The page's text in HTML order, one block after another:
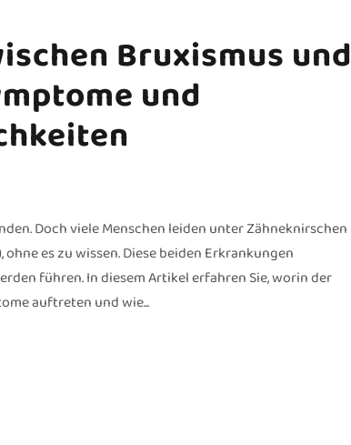
Bruxismus und
und
Doch viele Menschen leiden unter Zähneknirschen
es zu wissen. Diese beiden Erkrankungen
führen. In diesem Artikel erfahren Sie, worin der
auftreten und wie...